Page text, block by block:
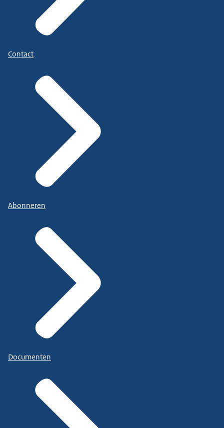
Contact
Abonneren
Documenten